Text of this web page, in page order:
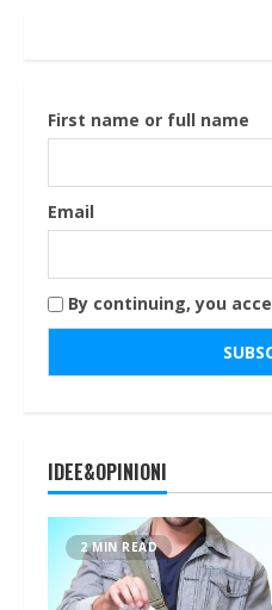
First name or full name
Email
By continuing, you
IDEE&OPINIONI
2 MIN READ